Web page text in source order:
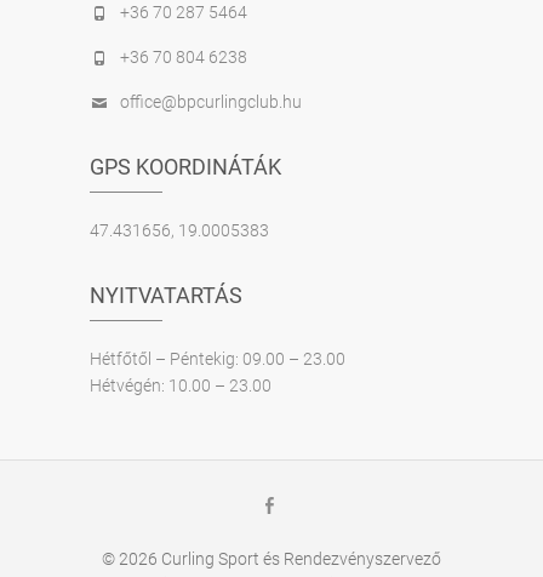
+36 70 287 5464
+36 70 804 6238
office@bpcurlingclub.hu
GPS KOORDINÁTÁK
47.431656, 19.0005383
NYITVATARTÁS
Hétfőtől – Péntekig: 09.00 – 23.00
Hétvégén: 10.00 – 23.00
© 2026 Curling Sport és Rendezvényszervező